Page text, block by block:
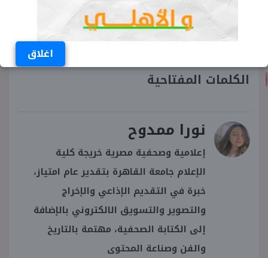
اغلاق
خاصة مع الترقب القوي لعلاقة البطل بشخصيات
أخرى تلعب دوراً محورياً في مصير القصة.
الكلمات المفتاحية
نورا ممدوح
إعلامية وصحفية مصرية خريجة كلية
الإعلام جامعة القاهرة بتقدير عام امتياز،
خبرة في التقديم الإذاعي والإخراج
والتصوير والتسويق الالكتروني بالإضافة
إلى الكتابة الصحفية، مهتمة بالتاريخ
والفن وصناعة المحتوى